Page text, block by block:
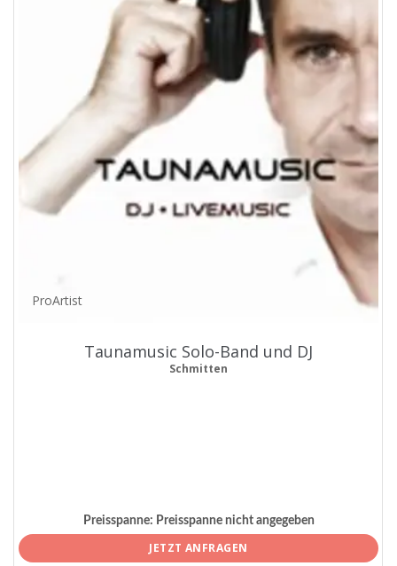
ProArtist
Taunamusic Solo-Band und DJ
Schmitten
Preisspanne: Preisspanne nicht angegeben
JETZT ANFRAGEN